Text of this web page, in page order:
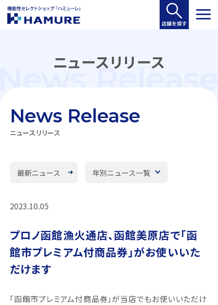
ニュースリリース
ニュースリリース
News Release
最新ニュース 年別ニュース一覧
2023.10.05
プロノ函館漁火通店、函館美原店で「函
館市プレミアム付商品券」がお使いいた
だけます
「函館市プレミアム付商品券」が当店でもお使いいただけ